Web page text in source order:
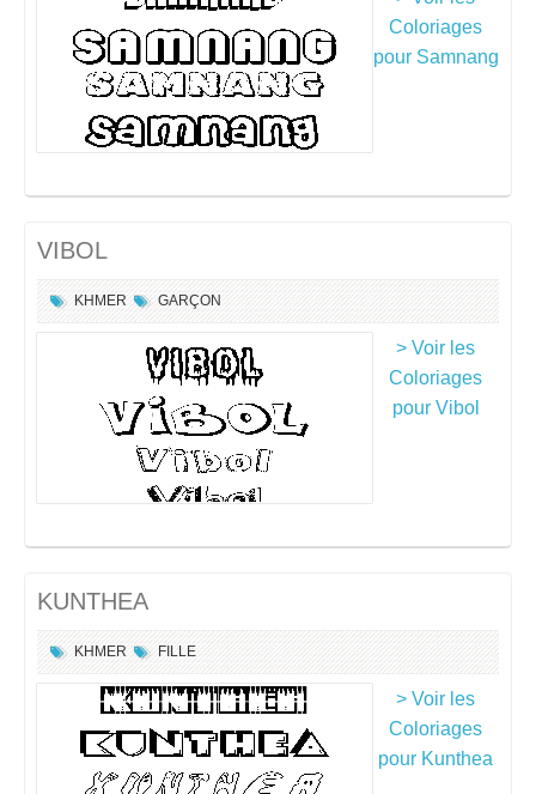
Coloriages
pour Samnang
VIBOL
KHMER GARÇON
> Voir les
Coloriages
pour Vibol
KUNTHEA
KHMER FILLE
> Voir les
Coloriages
pour Kunthea